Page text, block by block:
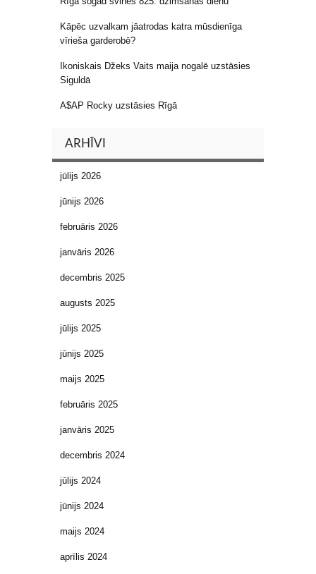
Kāpēc uzvalkam jāatrodas katra mūsdienīga
vīrieša garderobē?
Ikoniskais Džeks Vaits maija nogalē uzstāsies
Siguldā
A$AP Rocky uzstāsies Rīgā
ARHĪVI
jūlijs 2026
jūnijs 2026
februāris 2026
janvāris 2026
decembris 2025
augusts 2025
jūlijs 2025
jūnijs 2025
maijs 2025
februāris 2025
janvāris 2025
decembris 2024
jūlijs 2024
jūnijs 2024
maijs 2024
aprīlis 2024